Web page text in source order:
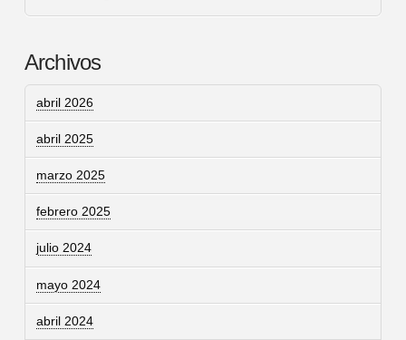
Archivos
abril 2026
abril 2025
marzo 2025
febrero 2025
julio 2024
mayo 2024
abril 2024